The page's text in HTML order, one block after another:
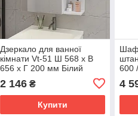
Дзеркало для ванної
кімнати Vt-51 Ш 568 x В
656 x Г 200 мм Білий
2 146₴
Купити
600
4